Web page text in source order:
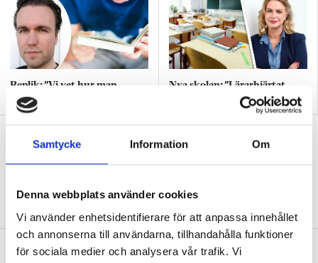
Samtycke Information Om
Denna webbplats använder cookies
Vi använder enhetsidentifierare för att anpassa innehållet
och annonserna till användarna, tillhandahålla funktioner
för sociala medier och analysera vår trafik. Vi
Replik: ”Vi vet hur man
skapar effektiv inlärning”
Nya skolan: ”Lärarhjärtat
hoppas på bättre villkor"
Test: Hur klarar du ditt första år som
ny lärare?
hitta ditt första jobb till skolavslutningen.
Diagnoserna: ”Vi bör sluta sätta